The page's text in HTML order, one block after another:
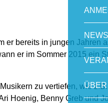
bereits in jungen Jahren
er im Sommer 2015 ein
zu vertiefen, wie
Hoenig, Benny Greb und
NEWS